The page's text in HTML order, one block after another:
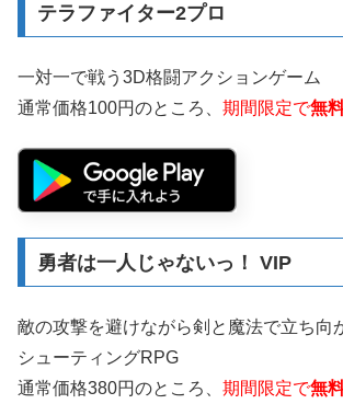
テラファイター2プロ
一対一で戦う3D格闘アクションゲーム
通常価格100円のところ、 期間限定で無
勇者は一人じゃないっ！ VIP
敵の攻撃を避けながら剣と魔法で立ち向
シューティングRPG
通常価格380円のところ、 期間限定で無